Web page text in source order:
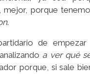
mejor, porque
.
de
a ver qué
porque, si sale